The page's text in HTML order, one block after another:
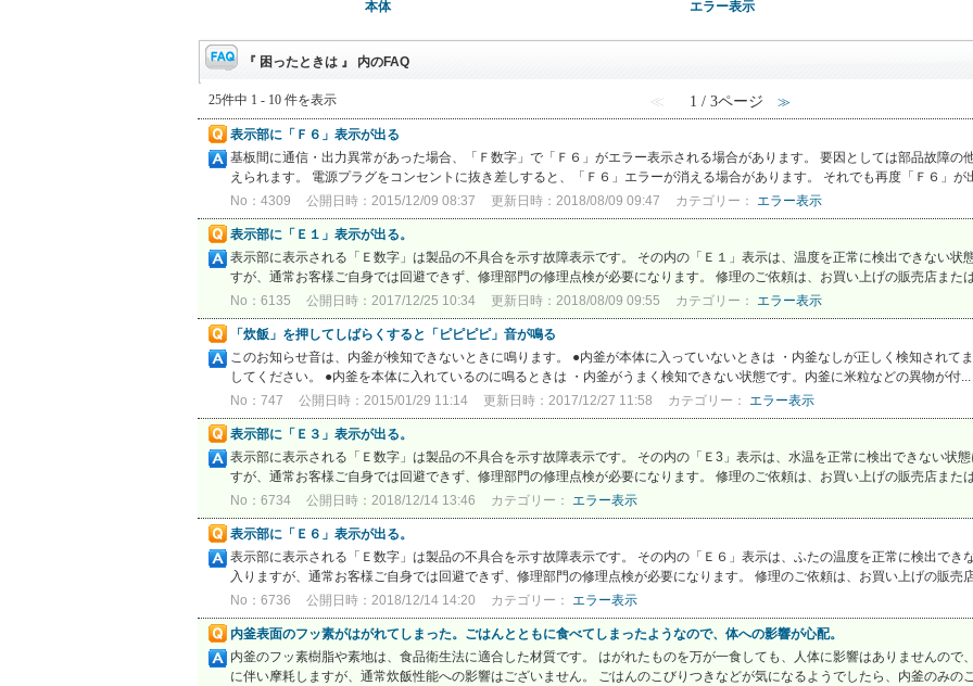
本体 エラー表示
『 困ったときは 』 内のFAQ
25件中 1 - 10 件を表示 ≪ 1 / 3ページ ≫
表示部に「Ｆ６」表示が出る
基板間に通信・出力異常があった場合、「Ｆ数字」で「Ｆ６」がエラー表示される場合があります。 要因としては部品故障の
えられます。 電源プラグをコンセントに抜き差しすると、「Ｆ６」エラーが消える場合があります。 それでも再度「Ｆ６」
No：4309
公開日時：2015/12/09 08:37 更新日時：2018/08/09 09:47 カテゴリー： エラー表示
表示部に「Ｅ１」表示が出る。
表示部に表示される「Ｅ数字」は製品の不具合を示す故障表示です。 その内の「Ｅ１」表示は、温度を正常に検出できない状
すが、通常お客様ご自身では回避できず、修理部門の修理点検が必要になります。 修理のご依頼は、お買い上げの販売店また
No：6135
公開日時：2017/12/25 10:34 更新日時：2018/08/09 09:55 カテゴリー： エラー表示
「炊飯」を押してしばらくすると「ピピピピ」音が鳴る
このお知らせ音は、内釜が検知できないときに鳴ります。 ●内釜が本体に入っていないときは ・内釜なしが正しく検知され
してください。 ●内釜を本体に入れているのに鳴るときは ・内釜がうまく検知できない状態です。内釜に米粒などの異物が付...
No：747
公開日時：2015/01/29 11:14 更新日時：2017/12/27 11:58 カテゴリー： エラー表示
表示部に「Ｅ３」表示が出る。
表示部に表示される「Ｅ数字」は製品の不具合を示す故障表示です。 その内の「Ｅ3」表示は、水温を正常に検出できない状
すが、通常お客様ご自身では回避できず、修理部門の修理点検が必要になります。 修理のご依頼は、お買い上げの販売店また
No：6734
公開日時：2018/12/14 13:46 カテゴリー： エラー表示
表示部に「Ｅ６」表示が出る。
表示部に表示される「Ｅ数字」は製品の不具合を示す故障表示です。 その内の「Ｅ６」表示は、ふたの温度を正常に検出でき
入りますが、通常お客様ご自身では回避できず、修理部門の修理点検が必要になります。 修理のご依頼は、お買い上げの販売
No：6736
公開日時：2018/12/14 14:20 カテゴリー： エラー表示
内釜表面のフッ素がはがれてしまった。ごはんとともに食べてしまったようなので、体への影響が心配。
内釜のフッ素樹脂や素地は、食品衛生法に適合した材質です。 はがれたものを万が一食しても、人体に影響はありませんので
に伴い摩耗しますが、通常炊飯性能への影響はございません。 ごはんのこびりつきなどが気になるようでしたら、内釜のみの